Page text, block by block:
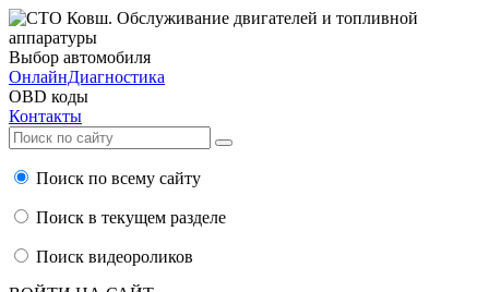
Выбор автомобиля
ОнлайнДиагностика
OBD коды
Контакты
Поиск по всему сайту
Поиск в текущем разделе
Поиск видеороликов